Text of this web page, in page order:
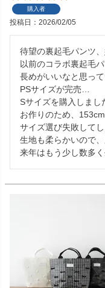
購入者
投稿日 2026/02/05
待望の裏起毛パンツ
以前のコラボ裏起毛
長めがいいなと思っ
PSサイズが完売…
Sサイズを購入しまし
お作りのため、
サイズ選び失敗して
生地も柔らかいので
来年はもう少し数多